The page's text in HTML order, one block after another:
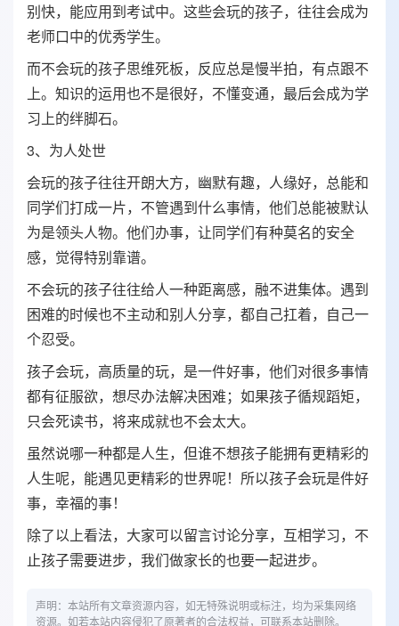
别快，能应用到考试中。这些会玩的孩子，往往会成为
老师口中的优秀学生。
而不会玩的孩子思维死板，反应总是慢半拍，有点跟不
上。知识的运用也不是很好，不懂变通，最后会成为学
习上的绊脚石。
3、为人处世
会玩的孩子往往开朗大方，幽默有趣，人缘好，总能和
同学们打成一片，不管遇到什么事情，他们总能被默认
为是领头人物。他们办事，让同学们有种莫名的安全
感，觉得特别靠谱。
不会玩的孩子往往给人一种距离感，融不进集体。遇到
困难的时候也不主动和别人分享，都自己扛着，自己一
个忍受。
孩子会玩，高质量的玩，是一件好事，他们对很多事情
都有征服欲，想尽办法解决困难；如果孩子循规蹈矩，
只会死读书，将来成就也不会太大。
虽然说哪一种都是人生，但谁不想孩子能拥有更精彩的
人生呢，能遇见更精彩的世界呢！所以孩子会玩是件好
事，幸福的事！
除了以上看法，大家可以留言讨论分享，互相学习，不
止孩子需要进步，我们做家长的也要一起进步。
声明：本站所有文章资源内容，如无特殊说明或标注，均为采集网络
资源。如若本站内容侵犯了原著者的合法权益，可联系本站删除。